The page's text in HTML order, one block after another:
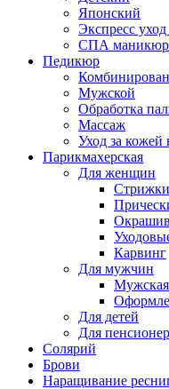
Японский
Экспресс
СПА маникюр
Педикюр
Мужской
Обработка
Массаж
Уход за кожей
Парикмахерская
Для женщин
Стрижки
Карвинг
Для мужчин
Для детей
Для
Солярий
Брови
Наращивание